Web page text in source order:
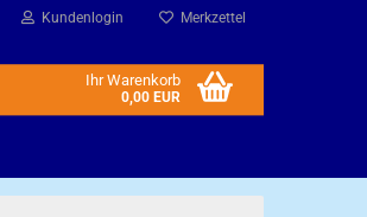
Kundenlogin Merkzettel
Ihr Warenkorb
0,00 EUR